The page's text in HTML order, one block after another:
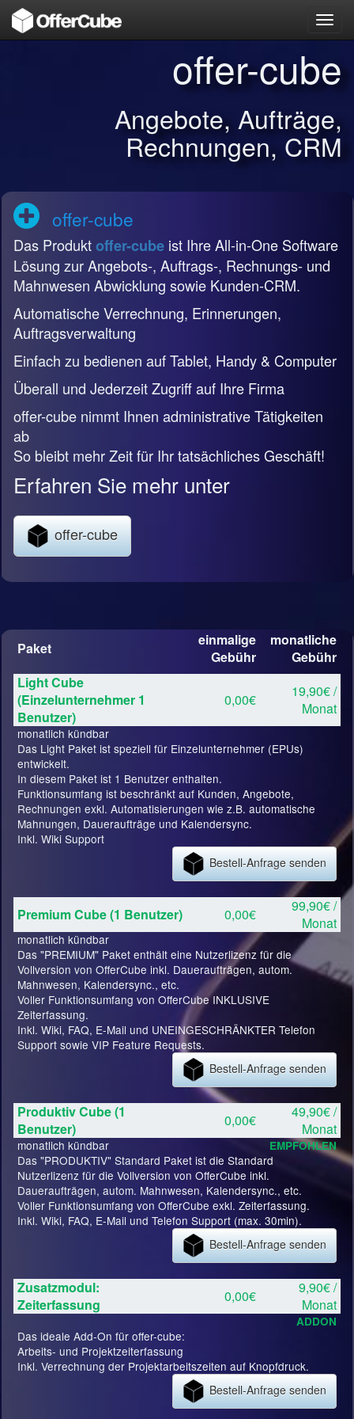
offer-cube
Angebote, Aufträge,
Rechnungen, CRM
offer-cube
Das Produktoffer-cube ist Ihre All-in-One Software
Lösung zur Angebots-, Auftrags-, Rechnungs- und
Mahnwesen Abwicklung sowie Kunden-CRM.
Automatische Verrechnung, Erinnerungen,
Auftragsverwaltung
Einfach zu bedienen auf Tablet, Handy & Computer
Überall und Jederzeit Zugriff auf Ihre Firma
offer-cube nimmt Ihnen administrative Tätigkeiten
ab
So bleibt mehr Zeit für Ihr tatsächliches Geschäft!
Erfahren Sie mehr unter
offer-cube
Paket
einmalige
Gebühr
monatliche
Gebühr
Light Cube
(Einzelunternehmer 1
Benutzer)
0,00€
19,90€ /
Monat
monatlich kündbar
Das Light Paket ist speziell für Einzelunternehmer (EPUs)
entwickelt.
In diesem Paket ist 1 Benutzer enthalten.
Funktionsumfang ist beschränkt auf Kunden, Angebote,
Rechnungen exkl. Automatisierungen wie z.B. automatische
Mahnungen, Daueraufträge und Kalendersync.
Inkl. Wiki Support
Bestell-Anfrage senden
Premium Cube (1 Benutzer) 0,00€
99,90€ /
Monat
monatlich kündbar
Das "PREMIUM" Paket enthält eine Nutzerlizenz für die
Vollversion von OfferCube inkl. Daueraufträgen, autom.
Mahnwesen, Kalendersync., etc.
Voller Funktionsumfang von OfferCube INKLUSIVE
Zeiterfassung.
Inkl. Wiki, FAQ, E-Mail und UNEINGESCHRÄNKTER Telefon
Support sowie VIP Feature Requests.
Bestell-Anfrage senden
Produktiv Cube (1
Benutzer)
0,00€
49,90€ /
Monat
monatlich kündbar EMPFOHLEN
Das "PRODUKTIV" Standard Paket ist die Standard
Nutzerlizenz für die Vollversion von OfferCube inkl.
Daueraufträgen, autom. Mahnwesen, Kalendersync., etc.
Voller Funktionsumfang von OfferCube exkl. Zeiterfassung.
Inkl. Wiki, FAQ, E-Mail und Telefon Support (max. 30min).
Bestell-Anfrage senden
Zusatzmodul:
Zeiterfassung
0,00€
9,90€ /
Monat
ADDON
Das ideale Add-On für offer-cube:
Arbeits- und Projektzeiterfassung
Inkl. Verrechnung der Projektarbeitszeiten auf Knopfdruck.
Bestell-Anfrage senden